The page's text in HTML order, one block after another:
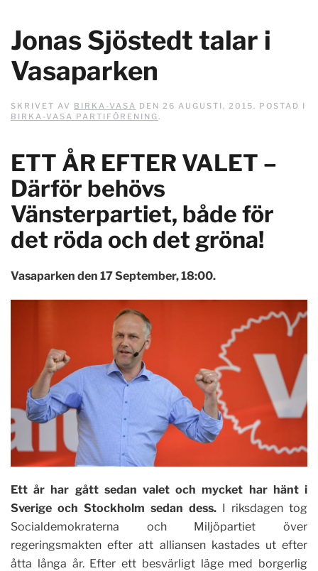
Jonas Sjöstedt talar i
Vasaparken
SKRIVET AV BIRKA-VASA DEN 26 AUGUSTI, 2015 . POSTAD I
BIRKA-VASA PARTIFÖRENING .
ETT ÅR EFTER VALET –
Därför behövs
Vänsterpartiet, både för
det röda och det gröna!
Vasaparken den 17 September, 18:00.
Ett år har gått sedan valet och mycket har hänt i
Sverige och Stockholm sedan dess. I riksdagen tog
Socialdemokraterna och Miljöpartiet över
regeringsmakten efter att alliansen kastades ut efter
åtta långa år. Efter ett besvärligt läge med borgerlig